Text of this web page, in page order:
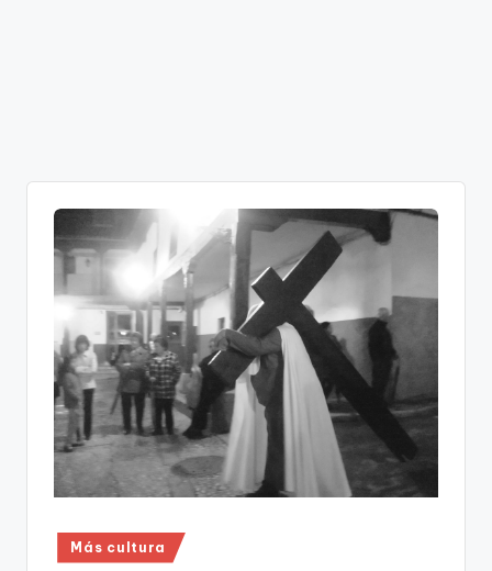
Publicado
en
Más cultura